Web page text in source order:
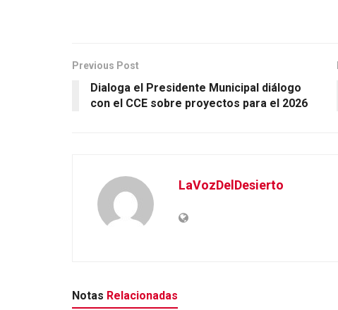
Previous Post
Dialoga el Presidente Municipal diálogo
con el CCE sobre proyectos para el 2026
LaVozDelDesierto
Notas Relacionadas